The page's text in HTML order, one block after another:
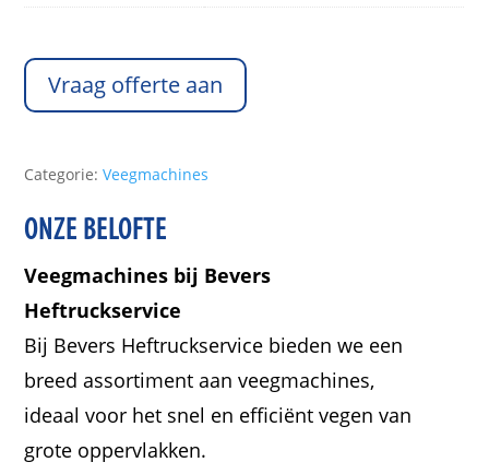
Vraag offerte aan
Categorie:Veegmachines
ONZE BELOFTE
Veegmachines bij Bevers
Heftruckservice
Bij Bevers Heftruckservice bieden we een
breed assortiment aan veegmachines,
ideaal voor het snel en efficiënt vegen van
grote oppervlakken.